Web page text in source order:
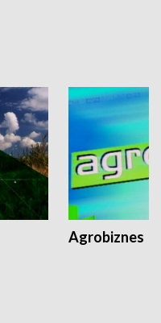
Agrobiznes